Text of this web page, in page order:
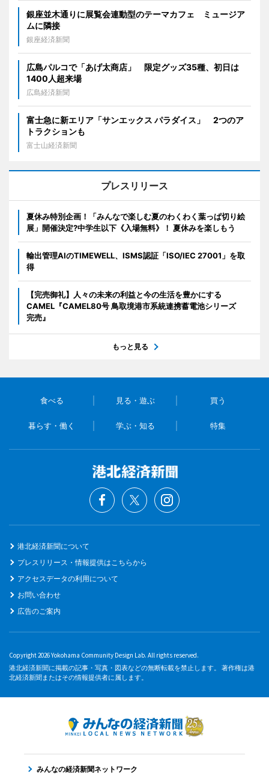
銀座並木通りに展覧会連動型のテーマカフェ ミュージア
ムに隣接
銀座経済新聞
広島パルコで「あげ太商店」 限定グッズ35種、初日は
1400人超来場
広島経済新聞
富士急に新エリア「サンエックス パラダイス」 2つのア
トラクションも
富士山経済新聞
プレスリリース
夏休み特別企画！「みんなで楽しむ夏のわくわく葉っぱ切り絵
展」開催決定?中学生以下《入場無料》！ 夏休みを楽しもう
輸出管理AIのTIMEWELL、ISMS認証「ISO/IEC 27001」を取
得
【完売御礼】人々の未来の利益と今の生活を豊かにする
CAMEL『CAMEL80号 鳥取境港市系統連携蓄電池シリーズ
完売』
もっと見る
食べる 見る・遊ぶ 買う
暮らす・働く 学ぶ・知る 特集
港北経済新聞について
プレスリリース・情報提供はこちらから
アクセスデータの利用について
お問い合わせ
広告のご案内
Copyright 2026 Yokohama Community Design Lab. All rights reserved.
港北経済新聞に掲載の記事・写真・図表などの無断転載を禁止します。 著作権は港
北経済新聞またはその情報提供者に属します。
みんなの経済新聞ネットワーク